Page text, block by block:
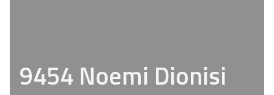
9454 Noemi Dionisi